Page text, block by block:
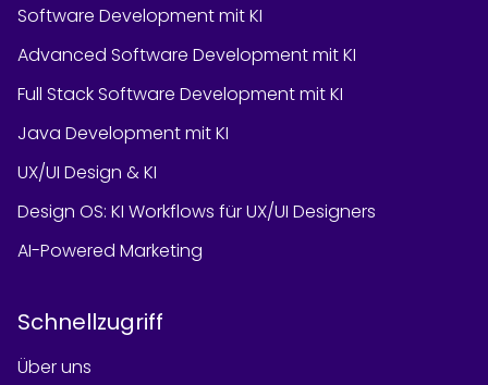
Software Development mit KI
Advanced Software Development mit KI
Full Stack Software Development mit KI
Java Development mit KI
UX/UI Design & KI
Design OS: KI Workflows für UX/UI Designers
AI-Powered Marketing
Schnellzugriff
Über uns